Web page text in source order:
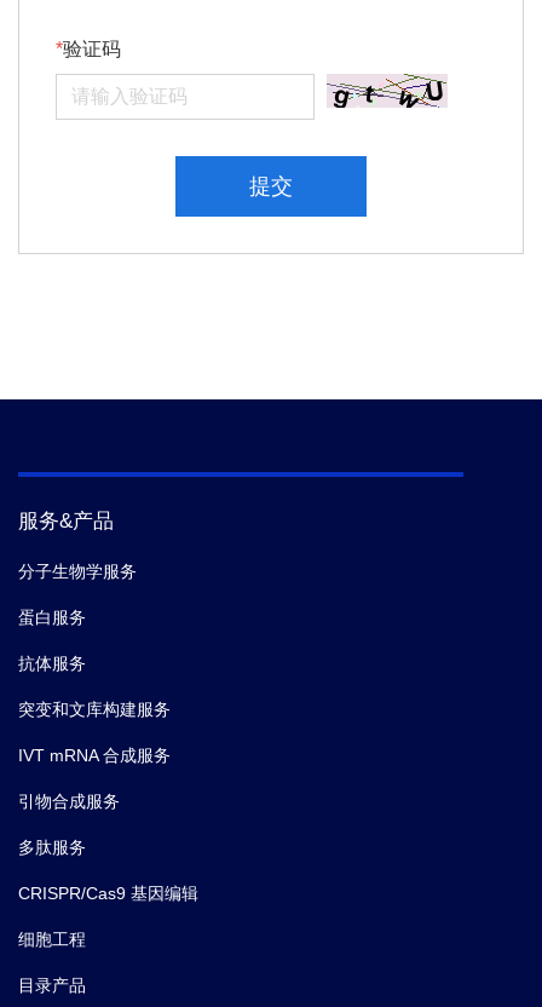
验证码
提交
服务&产品
分子生物学服务
蛋白服务
抗体服务
突变和文库构建服务
IVT mRNA 合成服务
引物合成服务
多肽服务
CRISPR/Cas9 基因编辑
细胞工程
目录产品